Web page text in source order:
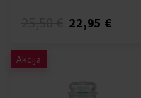
22,95 €
Akcija